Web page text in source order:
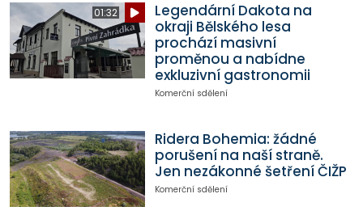
01:32
Legendární Dakota na
okraji Bělského lesa
prochází masivní
proměnou a nabídne
exkluzivní gastronomii
Komerční sdělení
Ridera Bohemia: žádné
porušení na naší straně.
Jen nezákonné šetření ČIŽP
Komerční sdělení